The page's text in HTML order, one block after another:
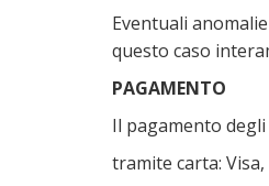
Eventuali
questo caso
PAGAMENTO
Il pagamento degli
tramite carta: